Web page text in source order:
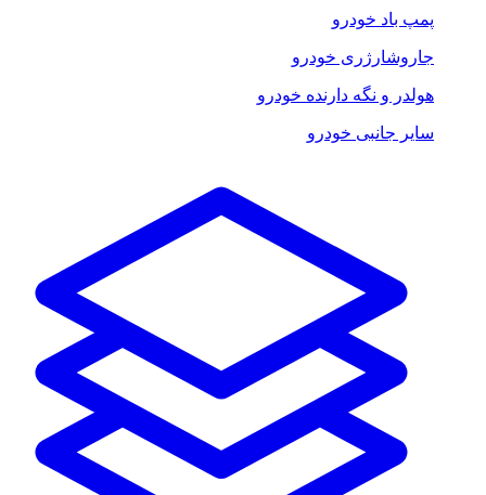
پمپ باد خودرو
جاروشارژری خودرو
هولدر و نگه دارنده خودرو
سایر جانبی خودرو